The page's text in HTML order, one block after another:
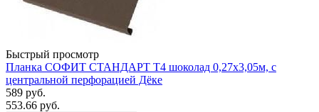
Быстрый просмотр
Планка СОФИТ СТАНДАРТ Т4 шоколад 0,27х3,05м, с
центральной перфорацией Дёке
589 руб.
553.66 руб.